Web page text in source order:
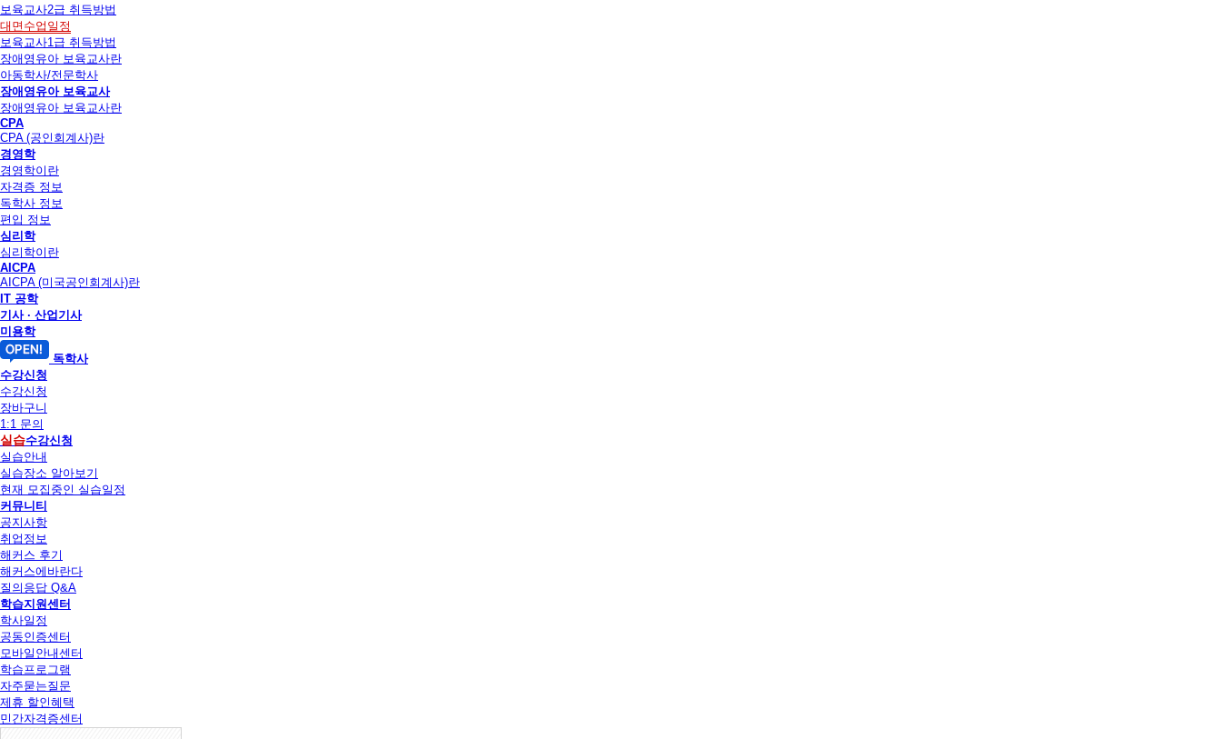
보육교사2급 취득방법
대면수업일정
보육교사1급 취득방법
장애영유아 보육교사란
아동학사/전문학사
장애영유아 보육교사
장애영유아 보육교사란
CPA
CPA (공인회계사)란
경영학
경영학이란
자격증 정보
독학사 정보
편입 정보
심리학
심리학이란
AICPA
AICPA (미국공인회계사)란
IT 공학
기사 · 산업기사
미용학
독학사
수강신청
수강신청
장바구니
1:1 문의
실습수강신청
실습안내
실습장소 알아보기
현재 모집중인 실습일정
커뮤니티
공지사항
취업정보
해커스 후기
해커스에바란다
질의응답 Q&A
학습지원센터
학사일정
공동인증센터
모바일안내센터
학습프로그램
자주묻는질문
제휴 할인혜택
민간자격증센터